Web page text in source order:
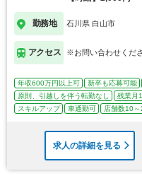
勤務地 石川県 白山市
アクセス ※お問い合わせくだ
年収600万円以上可 新卒も応募可能
原則、引越しを伴う転勤なし
残業月
スキルアップ
車通勤可 店舗数10～
求人の詳細を見る